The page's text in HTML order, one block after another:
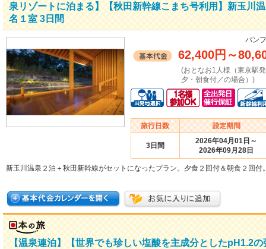
泉リゾートに泊まる】【秋田新幹線こまち号利用】新玉
名１室 3日間
パン
62,400円 ～
(おとなお1人様（東京駅
夕・朝食付／の場合）)
3日間
2026年04月01日～
2026年09月28日
新玉川温泉２泊＋秋田新幹線がセットになったプラン。夕食２回付＆朝食２回付
【温泉連泊】【世界でも珍しい塩酸を主成分としたpH1.2